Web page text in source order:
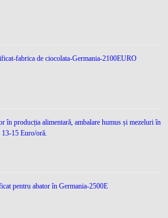
fabrica de ciocolata-Germania-2100EURO
în producția alimentară, ambalare humus și mezeluri în
15 Euro/oră.
pentru abator în Germania-2500E